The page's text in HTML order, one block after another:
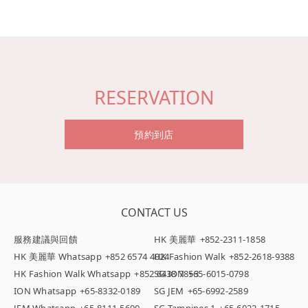
RESERVATION
預約到店
CONTACT US
服務建議與回饋 HK 美麗華 +852-2311-1858
HK 美麗華 Whatsapp +852 6574 4024HK Fashion Walk +852-2618-9388
HK Fashion Walk Whatsapp +852 6438 7853
SG ION +65-6015-0798
ION Whatsapp +65-8332-0189 SG JEM +65-6992-2589